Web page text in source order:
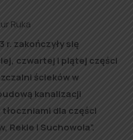
Ruka
r. zakończyły się
czwartej i piątej części
ścieków w
kanalizacji
dla części
Rekle i Suchowola”.